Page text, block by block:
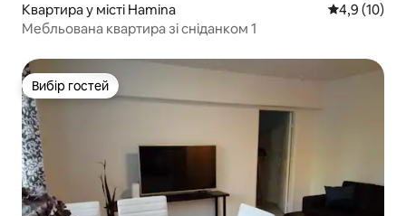
Квартира у місті Hamina Середня
4,9 (10)
Мебльована квартира зі сніданком 1
Вибір гостей
Вибір гостей